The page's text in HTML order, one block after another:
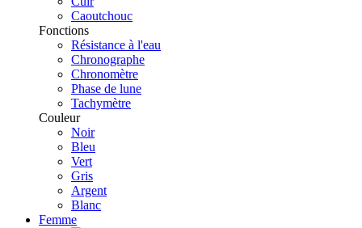
Caoutchouc
Fonctions
Résistance à l'eau
Chronographe
Chronomètre
Phase de lune
Tachymètre
Couleur
Noir
Bleu
Vert
Gris
Argent
Blanc
Femme